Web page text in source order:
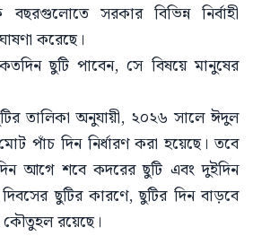
সরকার বিভিন্ন নির্বাহী
করেছে।
ছুটি পাবেন, সে বিষয়ে মানুষের
তালিকা অনুযায়ী, ২০২৬ সালে ঈদুল
পাঁচ দিন নির্ধারণ করা হয়েছে। তবে
আগে শবে কদরের ছুটি এবং দুইদিন
দিবসের ছুটির কারণে, ছুটির দিন বাড়বে
কৌতুহল রয়েছে।